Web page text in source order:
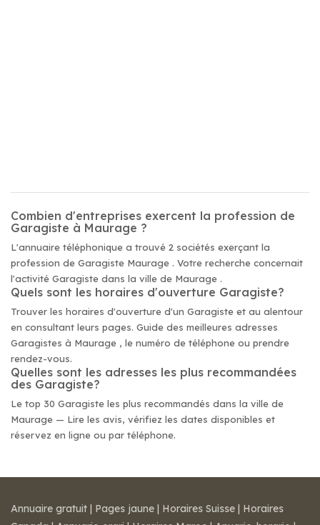
Combien d'entreprises exercent la profession de
Garagiste à Maurage ?
L'annuaire téléphonique a trouvé 2 sociétés exerçant la
profession de Garagiste Maurage . Votre recherche concernait
l'activité Garagiste dans la ville de Maurage .
Quels sont les horaires d'ouverture Garagiste?
Trouver les horaires d'ouverture d'un Garagiste et au alentour
en consultant leurs pages. Guide des meilleures adresses
Garagistes à Maurage , le numéro de téléphone ou prendre
rendez-vous.
Quelles sont les adresses les plus recommandées
des Garagiste?
Le top 30 Garagiste les plus recommandés dans la ville de
Maurage — Lire les avis, vérifiez les dates disponibles et
réservez en ligne ou par téléphone.
Annuaire gratuit | Pages jaune | Horaires Suisse | Horaires